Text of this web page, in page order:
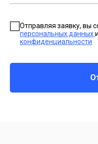
Отправляя заявку, вы
персональных данных
конфиденциальности